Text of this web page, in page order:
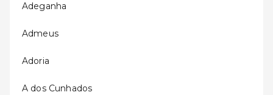
Adeganha
Admeus
Adoria
A dos Cunhados